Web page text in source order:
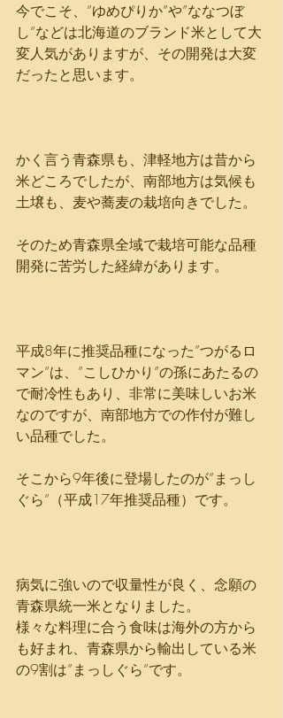
今でこそ、”ゆめぴりか”や”ななつぼ
し”などは北海道のブランド米として大
変人気がありますが、その開発は大変
だったと思います。
かく言う青森県も、津軽地方は昔から
米どころでしたが、南部地方は気候も
土壌も、麦や蕎麦の栽培向きでした。
そのため青森県全域で栽培可能な品種
開発に苦労した経緯があります。
平成8年に推奨品種になった”つがるロ
マン”は、”こしひかり”の孫にあたるの
で耐冷性もあり、非常に美味しいお米
なのですが、南部地方での作付が難し
い品種でした。
そこから9年後に登場したのが”まっし
ぐら”（平成17年推奨品種）です。
病気に強いので収量性が良く、念願の
青森県統一米となりました。
様々な料理に合う食味は海外の方から
も好まれ、青森県から輸出している米
の9割は”まっしぐら”です。